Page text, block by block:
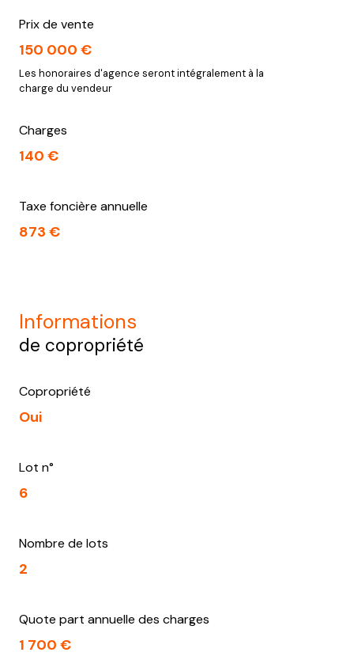
Prix de vente
150 000 €
Les honoraires d'agence seront intégralement à la
charge du vendeur
Charges
140 €
Taxe foncière annuelle
873 €
informations
de copropriété
Copropriété
Oui
Lot n°
6
Nombre de lots
2
Quote part annuelle des charges
1 700 €